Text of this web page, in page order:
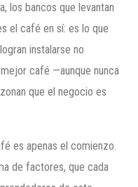
los bancos que levantan
el café en sí: es lo que
instalarse no
café —aunque nunca
que el negocio es
es apenas el comienzo.
de factores, que cada